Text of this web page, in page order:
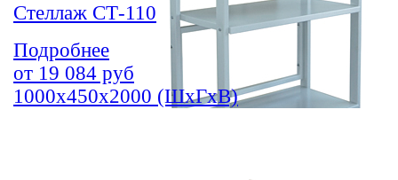
Стеллаж СТ-110
Подробнее
от 19 084 руб
1000х450х2000 (ШхГхВ)